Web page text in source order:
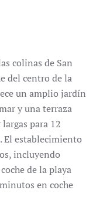
colinas de San
del centro de la
un amplio jardín
y una terraza
para 12
El establecimiento
incluyendo
de la playa
en coche